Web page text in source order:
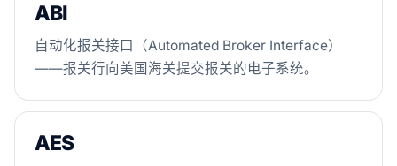
ABI
自动化报关接口（Automated Broker Interface）
——报关行向美国海关提交报关的电子系统。
AES